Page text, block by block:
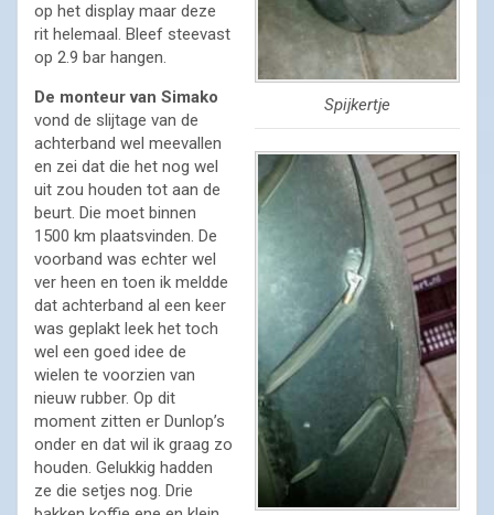
Spijkertje
op het display maar deze
rit helemaal. Bleef steevast
op 2.9 bar hangen.
De monteur van Simako
vond de slijtage van de
achterband wel meevallen
en zei dat die het nog wel
uit zou houden tot aan de
beurt. Die moet binnen
1500 km plaatsvinden. De
voorband was echter wel
ver heen en toen ik meldde
dat achterband al een keer
was geplakt leek het toch
wel een goed idee de
wielen te voorzien van
nieuw rubber. Op dit
moment zitten er Dunlop’s
onder en dat wil ik graag zo
houden. Gelukkig hadden
ze die setjes nog. Drie